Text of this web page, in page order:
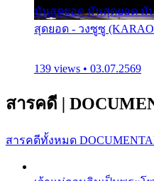
มันสุดยอด มันสุดยอด มั
สุดยอด - วงซูซู
139 views • 03.07.2569
สารคดี |
สารคดีทั้งหมด